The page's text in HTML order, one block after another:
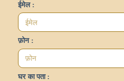
ईमेल :
फ़ोन :
घर का पता :